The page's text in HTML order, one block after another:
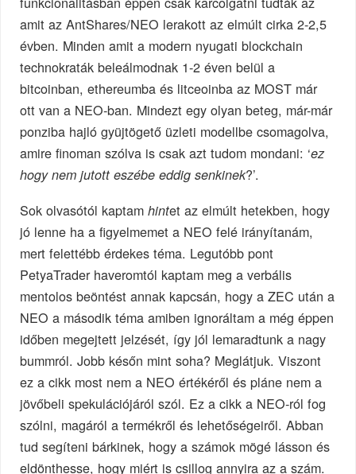
amit az AntShares/NEO lerakott az elmúlt cirka 2-2,5
évben. Minden amit a modern nyugati blockchain
technokraták beleálmodnak 1-2 éven belül a
bitcoinban, ethereumba és litceoinba az MOST már
ott van a NEO-ban. Mindezt egy olyan beteg, már-már
ponziba hajló gyüjtögető üzleti modellbe csomagolva,
amire finoman szólva is csak azt tudom mondani: ‘ez
hogy nem jutott eszébe eddig senkinek?’.
Sok olvasótól kaptamhintet az elmúlt hetekben, hogy
jó lenne ha a figyelmemet a NEO felé irányítanám,
mert felettébb érdekes téma. Legutóbb pont
PetyaTrader haveromtól kaptam meg a verbális
mentolos beöntést annak kapcsán, hogy a ZEC után a
NEO a második téma amiben ignoráltam a még éppen
időben megejtett jelzését, így jól lemaradtunk a nagy
bummról. Jobb későn mint soha? Meglátjuk. Viszont
ez a cikk most nem a NEO értékéről és pláne nem a
jövőbeli spekulációjáról szól. Ez a cikk a NEO-ról fog
szólni, magáról a termékről és lehetőségeiről. Abban
tud segíteni bárkinek, hogy a számok mögé lásson és
eldönthesse, hogy miért is csillog annyira az a szám.